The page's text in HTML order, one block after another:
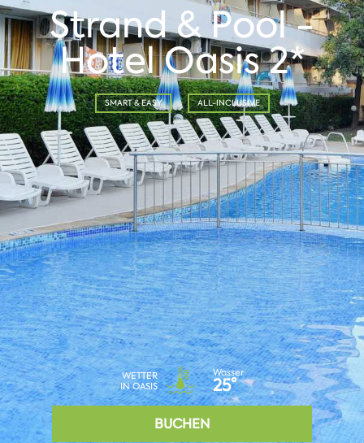
Strand & Pool -
Hotel Oasis 2*
SMART & EASY ALL-INCLUSIVE
WETTER
IN OASIS
Wasser
25°
BUCHEN